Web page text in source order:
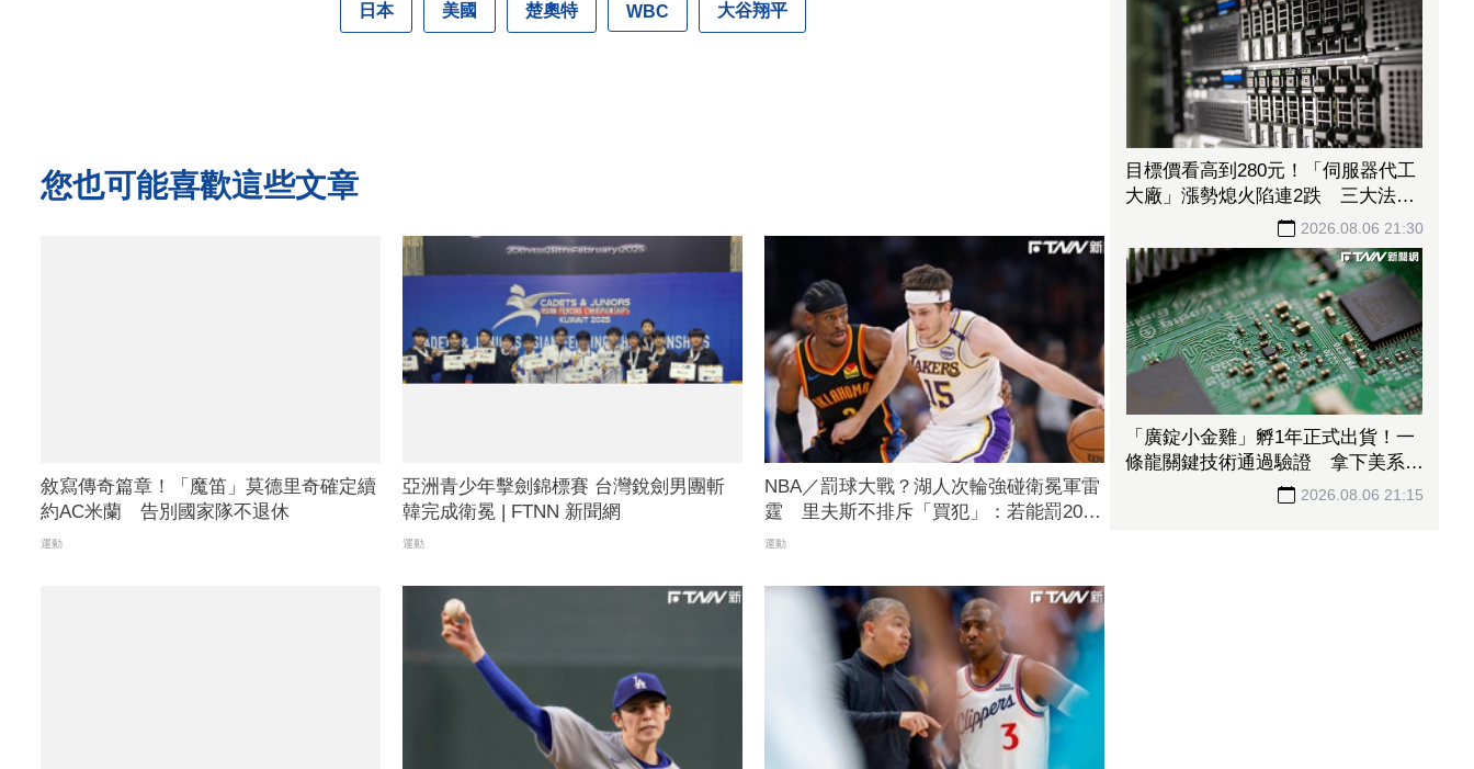
日本 美國 楚奧特 WBC 大谷翔平
您也可能喜歡這些文章
敘寫傳奇篇章！「魔笛」莫德里奇確定續
約AC米蘭 告別國家隊不退休
運動
亞洲青少年擊劍錦標賽 台灣銳劍男團斬
韓完成衛冕 | FTNN 新聞網
運動
NBA／罰球大戰？湖人次輪強碰衛冕軍雷
霆 里夫斯不排斥「買犯」：若能罰20球
我會很高興
運動
目標價看高到280元！「伺服器代工
大廠」漲勢熄火陷連2跌 三大法人
今出清1.1萬張、抽回21億元2026.08.06 21:30
「廣錠小金雞」孵1年正式出貨！一
條龍關鍵技術通過驗證 拿下美系網
2026.08.06 21:15